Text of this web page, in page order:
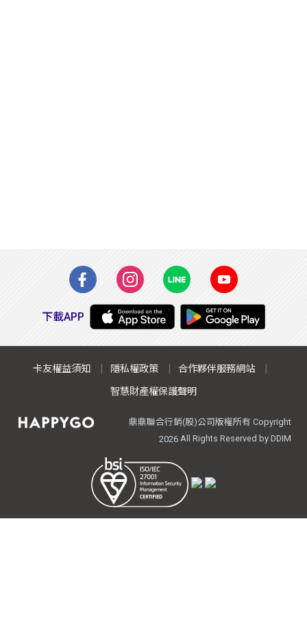
下載APP
卡友權益須知 隱私權政策
合作夥伴服務網站
智慧財產權保護聲明
鼎鼎聯合行銷(股)公司版權所有 Copyright
2026All Rights Reserved by DDIM